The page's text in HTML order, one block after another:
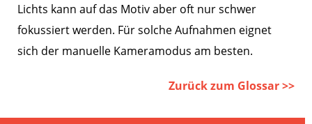
Lichts kann auf das Motiv aber oft nur schwer
fokussiert werden. Für solche Aufnahmen eignet
sich der manuelle Kameramodus am besten.
Zurück zum Glossar >>